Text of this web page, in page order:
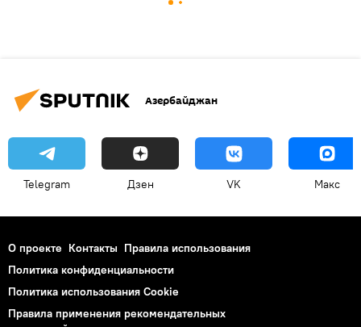
Азербайджан
Telegram Дзен VK Макс
О проекте Контакты Правила использования
Политика конфиденциальности
Политика использования Cookie
Правила применения рекомендательных